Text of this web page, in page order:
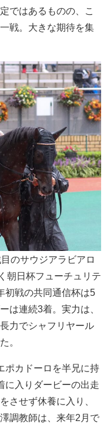
ではあるものの、こ
戦。大きな期待を集
のサウジアラビアロ
朝日杯フューチュリテ
初戦の共同通信杯は5
は連続3着。実力は、
力でシャフリヤール
。
ポカドーロを半兄に持
に入りダービーの出走
させず休養に入り、
調教師は、来年2月で